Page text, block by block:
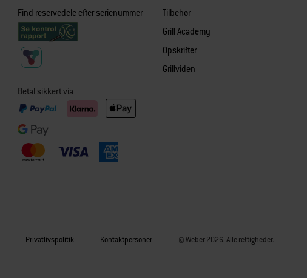
Find reservedele efter serienummer
Betal sikkert via
Tilbehør
Grill Academy
Opskrifter
Grillviden
Privatlivspolitik Kontaktpersoner © Weber 2026. Alle rettigheder.